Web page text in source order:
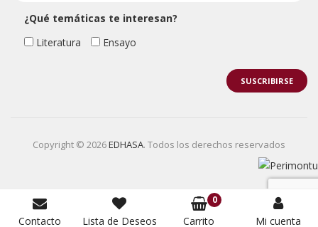
¿Qué temáticas te interesan?
Literatura
Ensayo
Copyright © 2026EDHASA. Todos los derechos reservados
Contacto Lista de Deseos
0
Carrito Mi cuenta